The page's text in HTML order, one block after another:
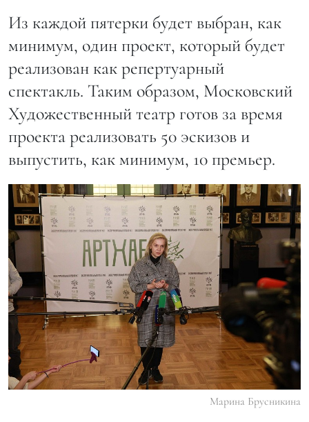
Из каждой пятерки будет выбран, как
минимум, один проект, который будет
реализован как репертуарный
спектакль. Таким образом, Московский
Художественный театр готов за время
проекта реализовать 50 эскизов и
выпустить, как минимум, 10 премьер.
Марина Брусникина